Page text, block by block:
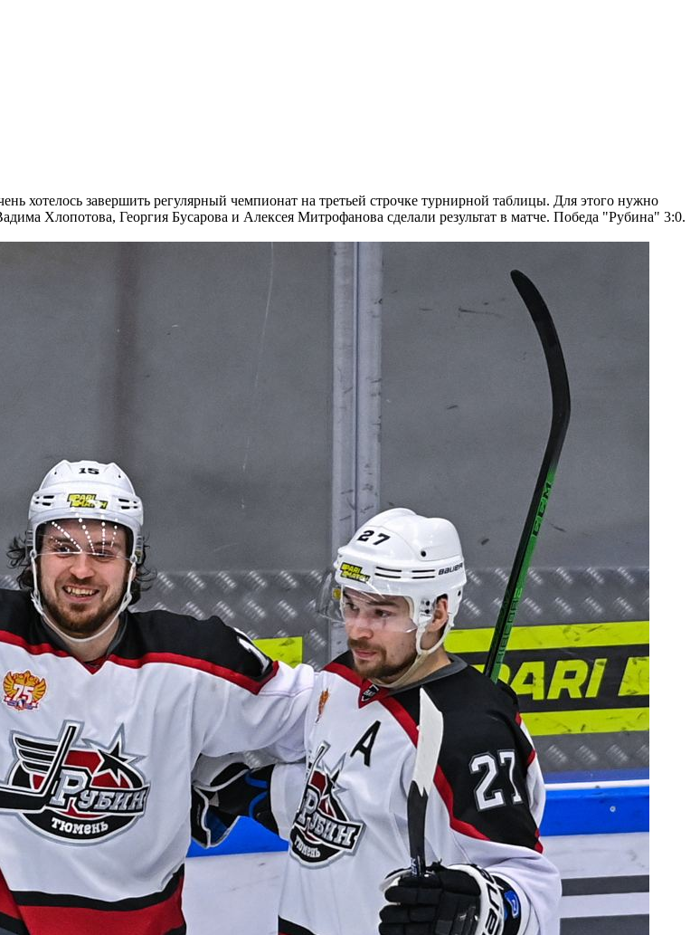
завершить регулярный чемпионат на третьей строчке турнирной таблицы. Для этого нужно
Хлопотова, Георгия Бусарова и Алексея Митрофанова сделали результат в матче. Победа "Рубина" 3:0.